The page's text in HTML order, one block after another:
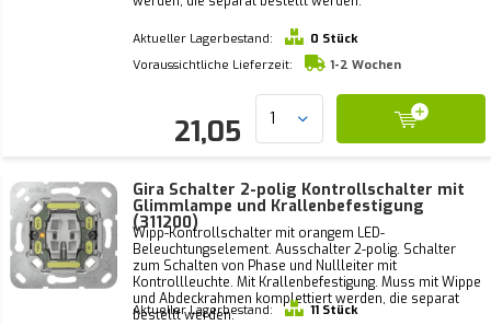
Aktueller Lagerbestand:
0 Stück
Voraussichtliche Lieferzeit:
1-2 Wochen
21,05
Gira Schalter 2-polig Kontrollschalter mit
Glimmlampe und Krallenbefestigung
(311200)
Wipp-Kontrollschalter mit orangem LED-
Beleuchtungselement. Ausschalter 2-polig. Schalter
zum Schalten von Phase und Nullleiter mit
Kontrollleuchte. Mit Krallenbefestigung. Muss mit Wippe
und Abdeckrahmen komplettiert werden, die separat
bestellt werden.
Aktueller Lagerbestand:
11 Stück